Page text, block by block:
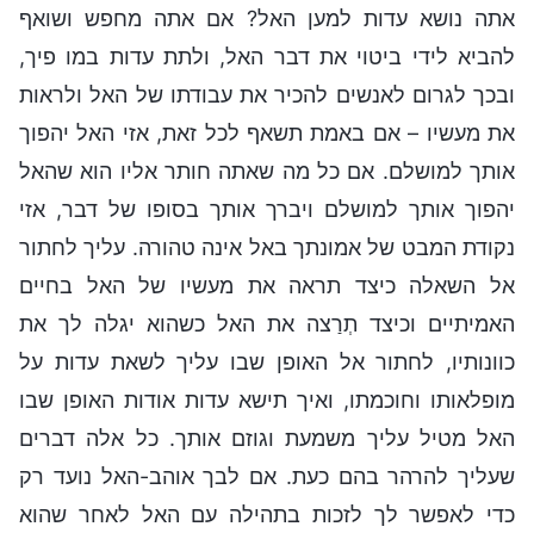
אתה נושא עדות למען האל? אם אתה מחפש ושואף
להביא לידי ביטוי את דבר האל, ולתת עדות במו פיך,
ובכך לגרום לאנשים להכיר את עבודתו של האל ולראות
את מעשיו – אם באמת תשאף לכל זאת, אזי האל יהפוך
אותך למושלם. אם כל מה שאתה חותר אליו הוא שהאל
יהפוך אותך למושלם ויברך אותך בסופו של דבר, אזי
נקודת המבט של אמונתך באל אינה טהורה. עליך לחתור
אל השאלה כיצד תראה את מעשיו של האל בחיים
האמיתיים וכיצד תְרַצה את האל כשהוא יגלה לך את
כוונותיו, לחתור אל האופן שבו עליך לשאת עדות על
מופלאותו וחוכמתו, ואיך תישא עדות אודות האופן שבו
האל מטיל עליך משמעת וגוזם אותך. כל אלה דברים
שעליך להרהר בהם כעת. אם לבך אוהב-האל נועד רק
כדי לאפשר לך לזכות בתהילה עם האל לאחר שהוא